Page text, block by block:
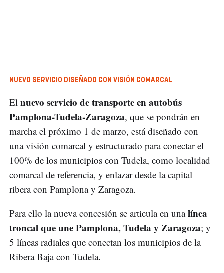
NUEVO SERVICIO DISEÑADO CON VISIÓN COMARCAL
El nuevo servicio de transporte en autobús
Pamplona-Tudela-Zaragoza, que se pondrán en
marcha el próximo 1 de marzo, está diseñado con
una visión comarcal y estructurado para conectar el
100% de los municipios con Tudela, como localidad
comarcal de referencia, y enlazar desde la capital
ribera con Pamplona y Zaragoza.
Para ello la nueva concesión se articula en unalínea
troncal que une Pamplona, Tudela y Zaragoza; y
5 líneas radiales que conectan los municipios de la
Ribera Baja con Tudela.